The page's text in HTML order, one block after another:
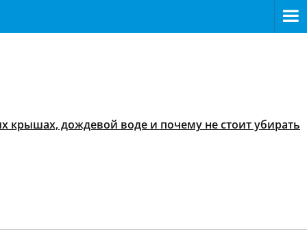
крышах, дождевой воде и почему не стоит убирать